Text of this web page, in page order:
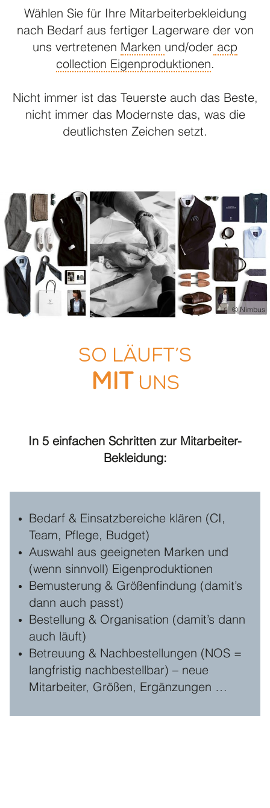
Wählen Sie für Ihre Mitarbeiterbekleidung
nach Bedarf aus fertiger Lagerware der von
uns vertretenen Marken und/oder acp
collection Eigenproduktionen.
Nicht immer ist das Teuerste auch das Beste,
nicht immer das Modernste das, was die
deutlichsten Zeichen setzt.
© Nimbus
So läuft’s
mit UNS
In 5 einfachen Schritten zur Mitarbeiter-
Bekleidung:
Bedarf & Einsatzbereiche klären (CI,
Team, Pflege, Budget)
Auswahl aus geeigneten Marken und
(wenn sinnvoll) Eigenproduktionen
Bemusterung & Größenfindung (damit’s
dann auch passt)
Bestellung & Organisation (damit’s dann
auch läuft)
Betreuung & Nachbestellungen (NOS =
langfristig nachbestellbar) – neue
Mitarbeiter, Größen, Ergänzungen …